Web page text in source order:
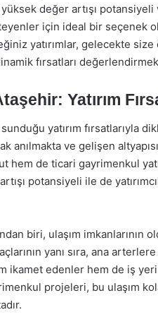
değer artışı
için ideal bir seçenek
yatırımlar, gelecekte
fırsatları
Yatırım
yatırım fırsatlarıyla
anılmakta ve gelişen
hem de ticari gayrimenkul
potansiyeli ile de
biri, ulaşım imkanlarının
yanı sıra, ana
ikamet edenler hem de iş
projeleri, bu ulaşım